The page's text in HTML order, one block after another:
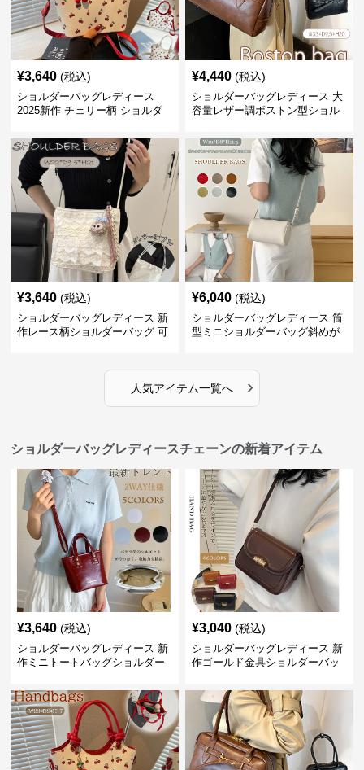
¥3,640 (税込)
ショルダーバッグレディース
2025新作 チェリー柄 ショルダ
3way
¥4,440 (税込)
ショルダーバッグレディース 大
容量レザー調ボストン型ショル
¥3,640 (税込)
ショルダーバッグレディース 新
作レース柄ショルダーバッグ 可
¥6,040 (税込)
ショルダーバッグレディース 筒
型ミニショルダーバッグ斜めが
人気アイテム一覧へ ›
ショルダーバッグレディースチェーンの新着アイテム
¥3,640 (税込)
ショルダーバッグレディース 新
作ミニトートバッグショルダー
¥3,040 (税込)
ショルダーバッグレディース 新
作ゴールド金具ショルダーバッ